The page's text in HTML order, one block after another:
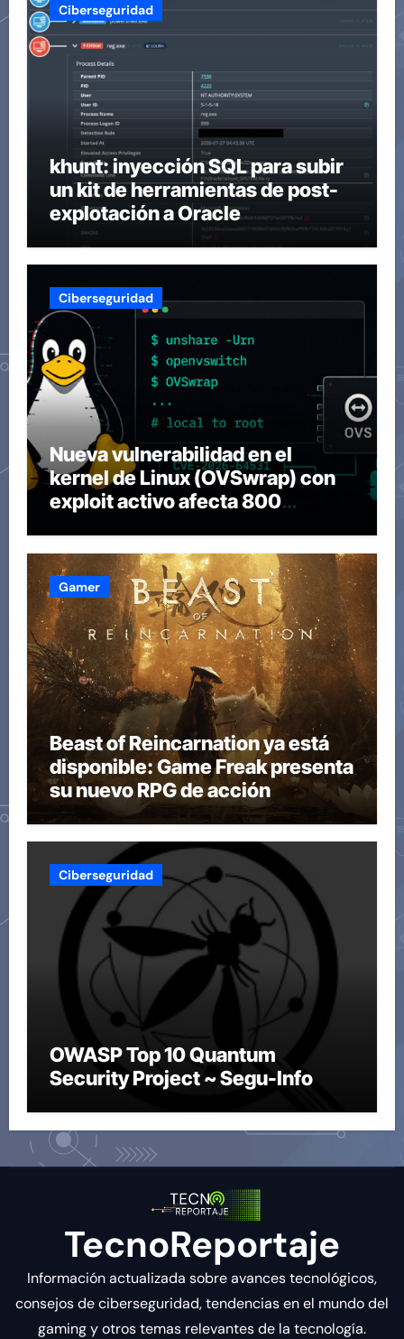
Ciberseguridad
khunt: inyección SQL para subir
un kit de herramientas de post-
explotación a Oracle
Ciberseguridad
Nueva vulnerabilidad en el
kernel de Linux (OVSwrap) con
exploit activo afecta 800
Gamer
Beast of Reincarnation ya está
disponible: Game Freak presenta
su nuevo RPG de acción
Ciberseguridad
OWASP Top 10 Quantum
Security Project ~ Segu-Info
TecnoReportaje
Información actualizada sobre avances tecnológicos,
consejos de ciberseguridad, tendencias en el mundo del
gaming y otros temas relevantes de la tecnología.